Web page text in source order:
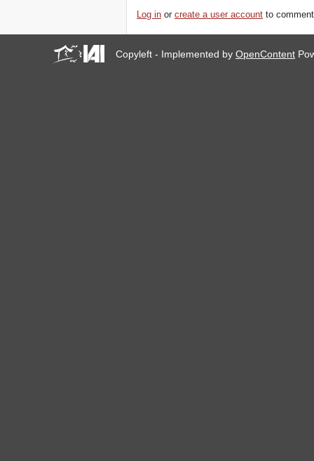
Log in orcreate a user account to
Copyleft - Implemented byOpenContent